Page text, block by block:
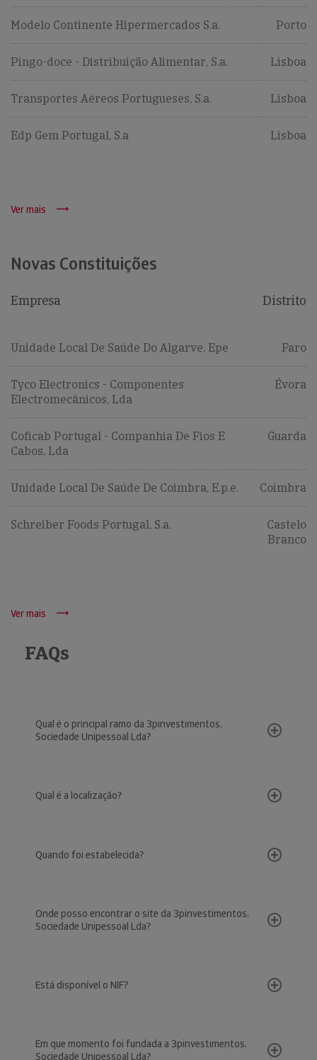
Modelo Continente Hipermercados S.a. Porto
Pingo-doce - Distribuição Alimentar, S.a. Lisboa
Transportes Aéreos Portugueses, S.a. Lisboa
Edp Gem Portugal, S.a Lisboa
Ver mais
Novas Constituições
Empresa Distrito
Unidade Local De Saúde Do Algarve, Epe Faro
Tyco Electronics - Componentes
Electromecânicos, Lda
Évora
Coficab Portugal - Companhia De Fios E
Cabos, Lda
Guarda
Unidade Local De Saúde De Coimbra, E.p.e. Coimbra
Schreiber Foods Portugal, S.a.
Castelo
Branco
Ver mais
FAQs
Qual é o principal ramo da 3pinvestimentos,
Sociedade Unipessoal Lda?
Qual é a localização?
Quando foi estabelecida?
Onde posso encontrar o site da 3pinvestimentos,
Sociedade Unipessoal Lda?
Está disponível o NIF?
Em que momento foi fundada a 3pinvestimentos,
Sociedade Unipessoal Lda?